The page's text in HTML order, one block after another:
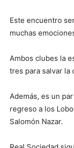
Este encuentro
muchas
Ambos clubes la
tres para salvar la
Además, es un
regreso a los
Salomón Nazar.